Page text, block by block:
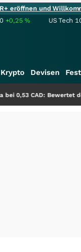
eröffnen und
+0,25% US Tech
Krypto Devisen
Bewertet der Markt